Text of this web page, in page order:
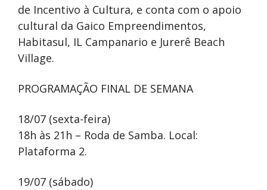
de Incentivo à Cultura, e conta com o apoio
cultural da Gaico Empreendimentos,
Habitasul, IL Campanario e Jurerê Beach
Village.
PROGRAMAÇÃO FINAL DE SEMANA
18/07 (sexta-feira)
18h às 21h – Roda de Samba. Local:
Plataforma 2.
19/07 (sábado)